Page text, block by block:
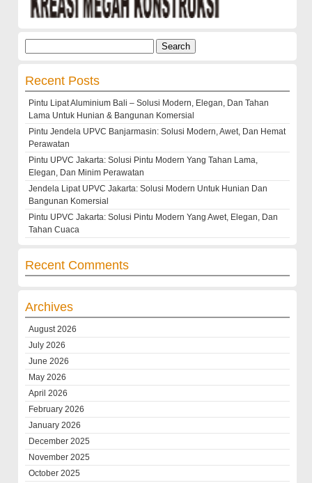
Recent Posts
Pintu Lipat Aluminium Bali – Solusi Modern, Elegan, Dan Tahan
Lama Untuk Hunian & Bangunan Komersial
Pintu Jendela UPVC Banjarmasin: Solusi Modern, Awet, Dan Hemat
Perawatan
Pintu UPVC Jakarta: Solusi Pintu Modern Yang Tahan Lama,
Elegan, Dan Minim Perawatan
Jendela Lipat UPVC Jakarta: Solusi Modern Untuk Hunian Dan
Bangunan Komersial
Pintu UPVC Jakarta: Solusi Pintu Modern Yang Awet, Elegan, Dan
Tahan Cuaca
Recent Comments
Archives
August 2026
July 2026
June 2026
May 2026
April 2026
February 2026
January 2026
December 2025
November 2025
October 2025